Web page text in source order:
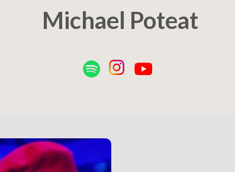
Michael Poteat
Next